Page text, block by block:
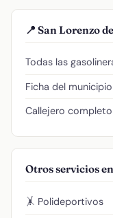
📍 San Lorenzo
Todas las
Ficha del municipio
Callejero completo
Otros servicios
🤸 Polideportivos